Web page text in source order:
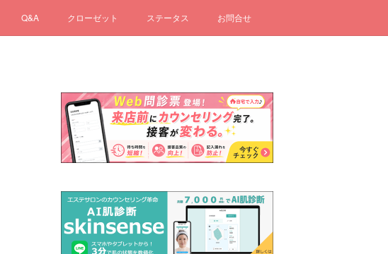
Q&A クローゼット ステータス お問合せ